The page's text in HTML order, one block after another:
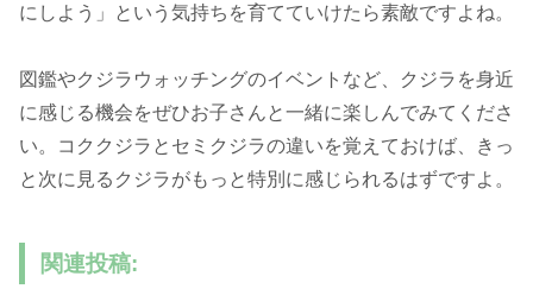
にしよう」という気持ちを育てていけたら素敵ですよね。
図鑑やクジラウォッチングのイベントなど、クジラを身近
に感じる機会をぜひお子さんと一緒に楽しんでみてくださ
い。コククジラとセミクジラの違いを覚えておけば、きっ
と次に見るクジラがもっと特別に感じられるはずですよ。
関連投稿: